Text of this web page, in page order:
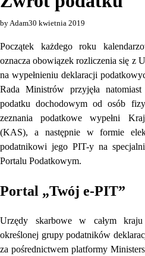
by Adam30 kwietnia 2019
Początek każdego roku
oznacza obowiązek rozliczenia się z
na wypełnieniu deklaracji
Rada Ministrów przyjęła
podatku dochodowym od osób
zeznania podatkowe wypełni
(KAS), a następnie w formie
podatnikowi jego PIT-y na
Portalu Podatkowym.
Portal „Twój e-PIT”
Urzędy skarbowe w całym kraju
określonej grupy podatników
za pośrednictwem platformy